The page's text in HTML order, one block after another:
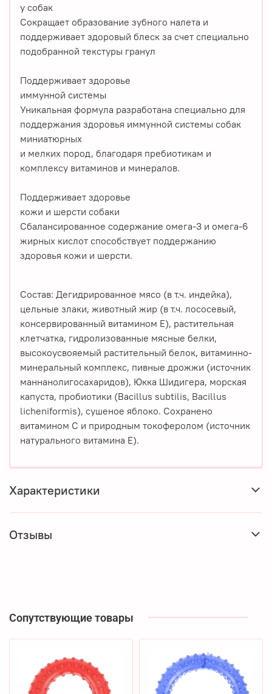
у собак
Сокращает образование зубного налета и
поддерживает здоровый блеск за счет специально
подобранной текстуры гранул
Поддерживает здоровье
иммунной системы
Уникальная формула разработана специально для
поддержания здоровья иммунной системы собак
миниатюрных
и мелких пород, благодаря пребиотикам и
комплексу витаминов и минералов.
Поддерживает здоровье
кожи и шерсти собаки
Сбалансированное содержание омега-3 и омега-6
жирных кислот способствует поддержанию
здоровья кожи и шерсти.
Состав: Дегидрированное мясо (в т.ч. индейка),
цельные злаки, животный жир (в т.ч. лососевый,
консервированный витамином E), растительная
клетчатка, гидролизованные мясные белки,
высокоусвояемый растительный белок, витаминно-
минеральный комплекс, пивные дрожжи (источник
маннанолигосахаридов), Юкка Шидигера, морская
капуста, пробиотики (Bacillus subtilis, Bacillus
licheniformis), сушеное яблоко. Сохранено
витамином С и природным токоферолом (источник
натурального витамина Е).
Характеристики
Отзывы
Сопутствующие товары